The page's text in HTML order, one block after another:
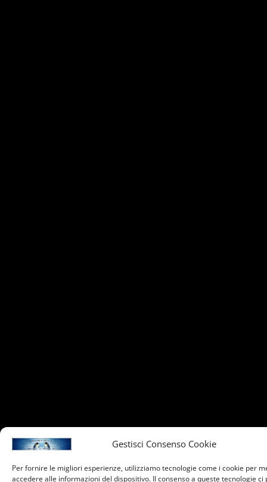
Gestisci Consenso Cookie
Per fornire le migliori esperienze, utilizziamo tecnologie come i cookie per
accedere alle informazioni del dispositivo. Il consenso a queste tecnologie